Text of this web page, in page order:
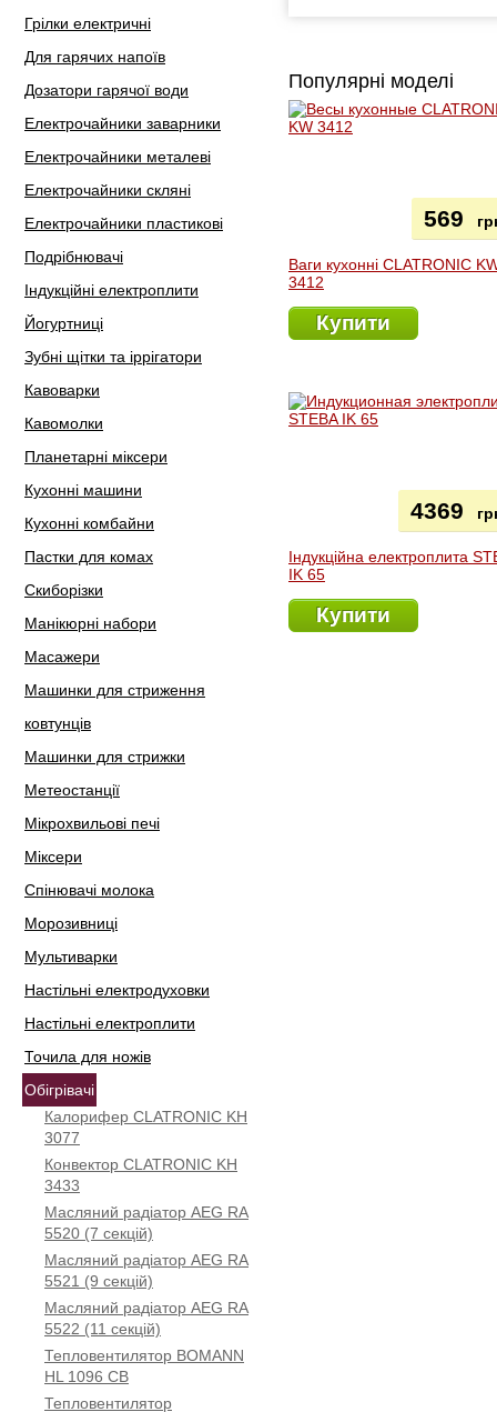
Грілки електричні
Для гарячих напоїв
Дозатори гарячої води
Електрочайники заварники
Електрочайники металеві
Електрочайники скляні
Електрочайники пластикові
Подрібнювачі
Індукційні електроплити
Йогуртниці
Зубні щітки та іррігатори
Кавоварки
Кавомолки
Планетарні міксери
Кухонні машини
Кухонні комбайни
Пастки для комах
Скиборізки
Манікюрні набори
Масажери
Машинки для стриження
ковтунців
Машинки для стрижки
Метеостанції
Мікрохвильові печі
Міксери
Спінювачі молока
Морозивниці
Мультиварки
Настільні електродуховки
Настільні електроплити
Точила для ножів
Обігрівачі
Калорифер CLATRONIC KH
3077
Конвектор CLATRONIC KH
3433
Масляний радіатор AEG RA
5520 (7 секцій)
Масляний радіатор AEG RA
5521 (9 секцій)
Масляний радіатор AEG RA
5522 (11 секцій)
Тепловентилятор BOMANN
HL 1096 CB
Тепловентилятор
Популярні моделі
Ваги кухонні CLATRONIC
3412
569
Купити
Індукційна електроплита
IK 65
4369
Купити